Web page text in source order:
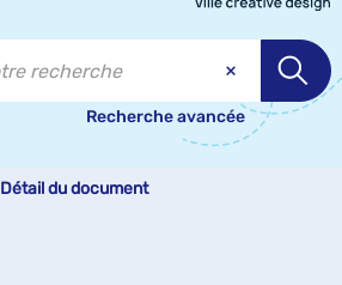
Recherche avancée
Détail du document